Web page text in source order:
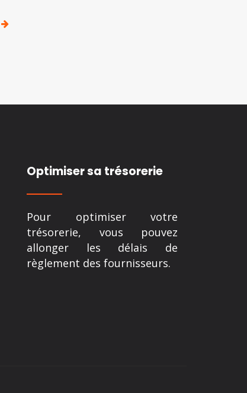
Optimiser sa trésorerie
Pour optimiser votre
trésorerie, vous pouvez
allonger les délais de
règlement des fournisseurs.